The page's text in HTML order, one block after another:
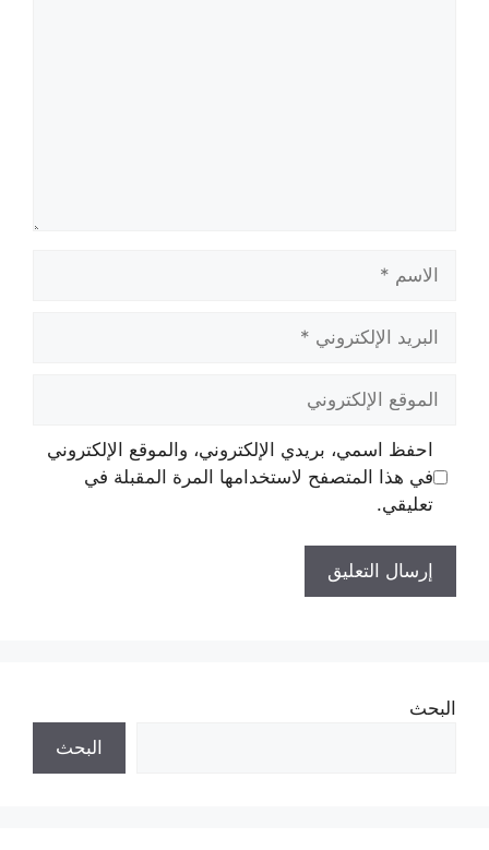
الإلكتروني
الإلكتروني
احفظ اسمي، بريدي الإلكتروني، والموقع الإلكتروني
في هذا المتصفح لاستخدامها المرة المقبلة في
تعليقي.
البحث
البحث